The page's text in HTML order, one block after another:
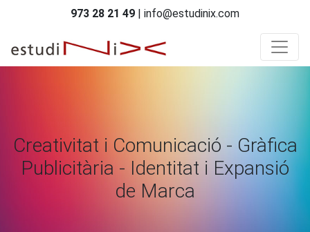
973 28 21 49 | info@estudinix.com
Creativitat i Comunicació - Gràfica
Publicitària - Identitat i Expansió
de Marca